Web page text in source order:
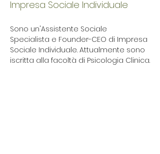
Impresa Sociale Individuale
Sono un'Assistente Sociale
Specialista e Founder-CEO di Impresa
Sociale Individuale. Attualmente sono
iscritta alla facoltà di Psicologia Clinica.